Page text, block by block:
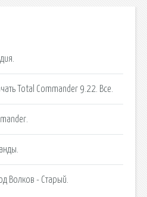
Total Commander 9.22. Все.
Волков - Старый.